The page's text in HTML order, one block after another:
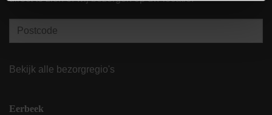
Bekijk alle bezorgregio's
Eerbeek